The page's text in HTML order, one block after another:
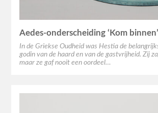
Aedes-onderscheiding ‘Kom binnen’
In de Griekse Oudheid was Hestia de
godin van de haard en van de gastvrijheid. Zij
maar ze gaf nooit een oordeel…